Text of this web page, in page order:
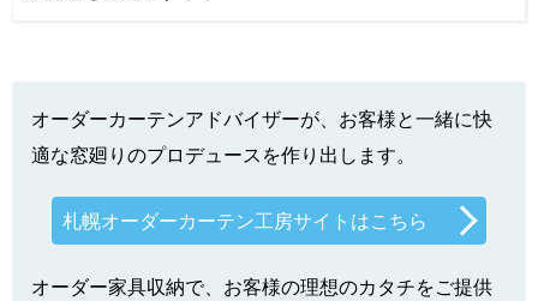
オーダーカーテンアドバイザーが、お客様と一緒に快
適な窓廻りのプロデュースを作り出します。
札幌オーダーカーテン工房サイトはこちら
オーダー家具収納で、お客様の理想のカタチをご提供